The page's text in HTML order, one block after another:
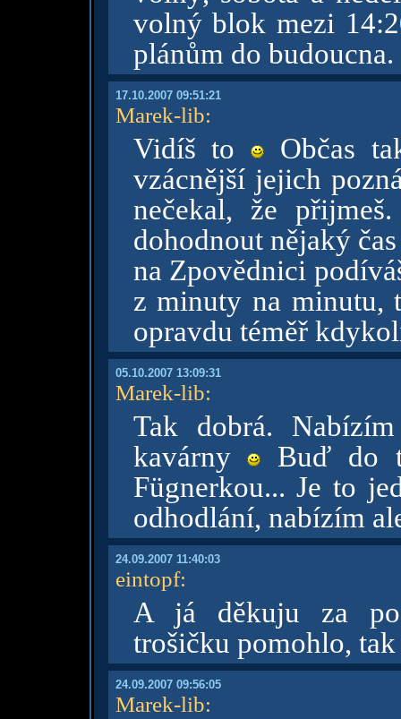
volný blok mezi
plánům do budoucna.
17.10.2007 09:51:21
Marek-lib:
Vidíš to
Občas
vzácnější jejich
nečekal, že
dohodnout nějaký
na Zpovědnici
z minuty na minutu,
opravdu téměř
05.10.2007 13:09:31
Marek-lib:
Tak dobrá.
kavárny
Buď do
Fügnerkou... Je to
odhodlání, nabízím
24.09.2007 11:40:03
eintopf:
A já děkuju za
trošičku pomohlo, tak
24.09.2007 09:56:05
Marek-lib: